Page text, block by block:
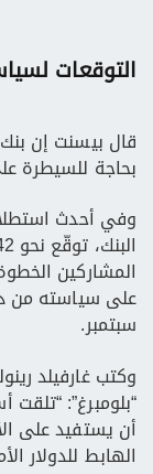
التوقعات
قال بيسنت إن بنك
بحاجة للسيطرة
وفي أحدث
المشاركين
سبتمبر.
وكتب غارفيلد
“بلومبرغ”:
أن يستفيد على
الهابط للدولار